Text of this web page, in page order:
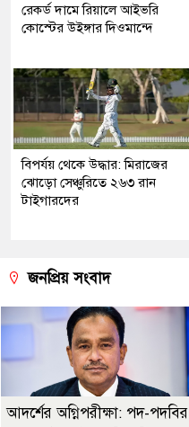
রেকর্ড দামে রিয়ালে আইভরি
কোস্টের উইঙ্গার দিওমান্দে
বিপর্যয় থেকে উদ্ধার: মিরাজের
ঝোড়ো সেঞ্চুরিতে ২৬৩ রান
টাইগারদের
জনপ্রিয় সংবাদ
আদর্শের অগ্নিপরীক্ষা: পদ-পদবির